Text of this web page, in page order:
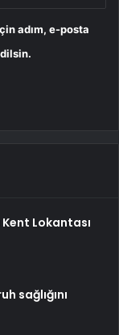
adım, e-posta
Kent Lokantası
sağlığını